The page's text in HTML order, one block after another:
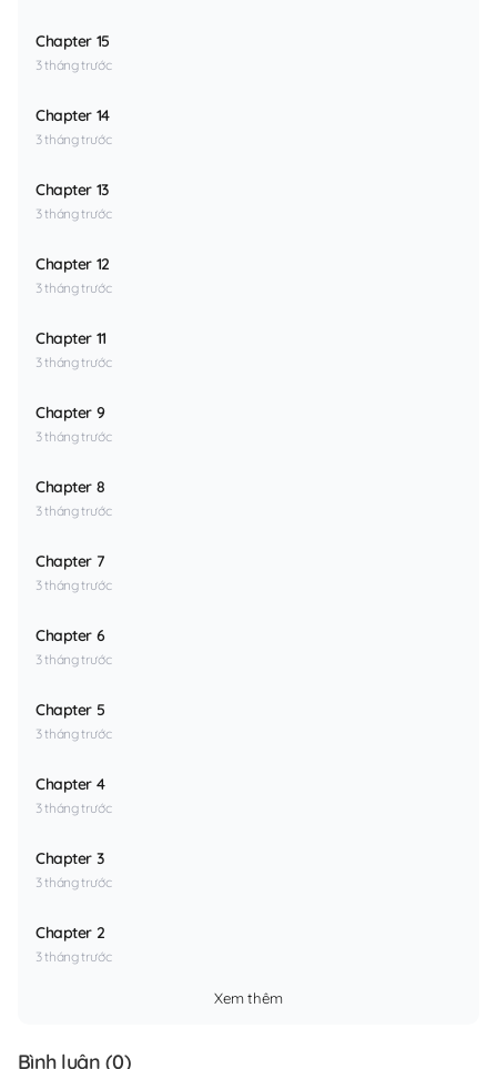
Chapter 15
3 tháng trước
Chapter 14
3 tháng trước
Chapter 13
3 tháng trước
Chapter 12
3 tháng trước
Chapter 11
3 tháng trước
Chapter 9
3 tháng trước
Chapter 8
3 tháng trước
Chapter 7
3 tháng trước
Chapter 6
3 tháng trước
Chapter 5
3 tháng trước
Chapter 4
3 tháng trước
Chapter 3
3 tháng trước
Chapter 2
3 tháng trước
Xem thêm
Bình luận (0)